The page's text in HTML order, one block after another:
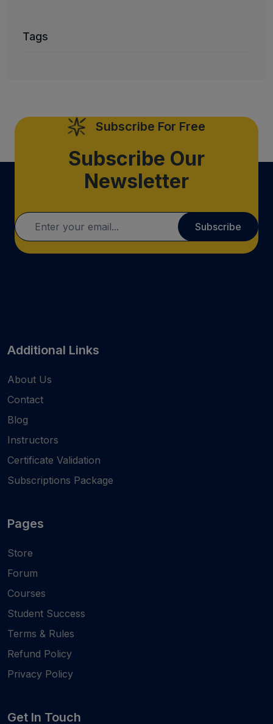
Tags
Subscribe For Free
Subscribe Our
Newsletter
Subscribe
Additional Links
About Us
Contact
Blog
Instructors
Certificate Validation
Subscriptions Package
Pages
Store
Forum
Courses
Student Success
Terms & Rules
Refund Policy
Privacy Policy
Get In Touch